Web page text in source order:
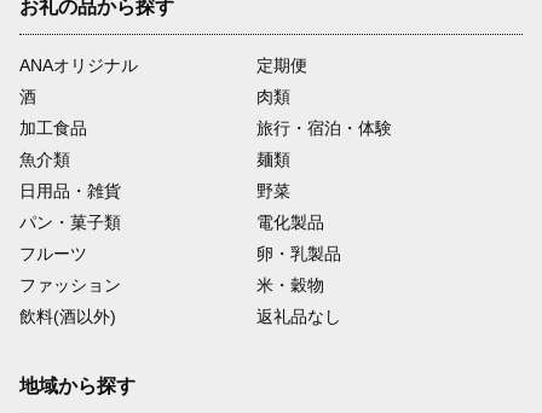
お礼の品から探す
ANAオリジナル
定期便
酒
肉類
加工食品
旅行・宿泊・体験
魚介類
麺類
日用品・雑貨
野菜
パン・菓子類
電化製品
フルーツ
卵・乳製品
ファッション
米・穀物
飲料(酒以外)
返礼品なし
地域から探す